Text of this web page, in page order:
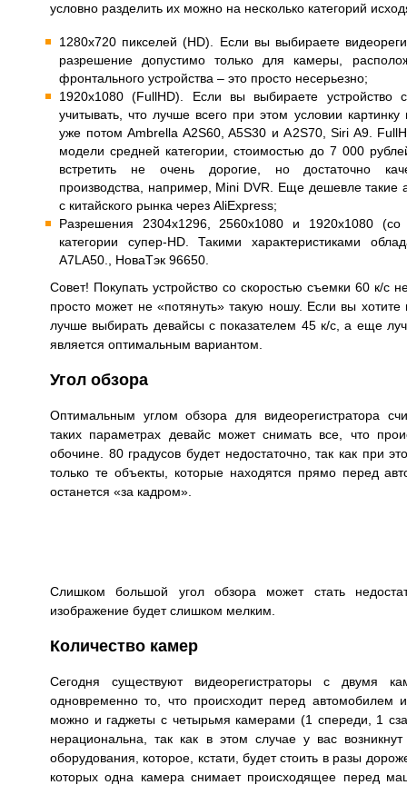
условно разделить их можно на несколько категорий
1280х720 пикселей (HD). Если вы выбираете
разрешение допустимо только для камеры,
фронтального устройства – это просто несерьезно;
1920х1080 (FullHD). Если вы выбираете устройство
учитывать, что лучше всего при этом условии
уже потом Ambrella A2S60, A5S30 и A2S70, Siri A9.
модели средней категории, стоимостью до 7 000
встретить не очень дорогие, но достаточно
производства, например, Mini DVR. Еще дешевле
с китайского рынка через AliExpress;
Разрешения 2304х1296, 2560х1080 и 1920х1080 (со
категории супер-HD. Такими характеристиками
A7LA50., НоваТэк 96650.
Совет! Покупать устройство со скоростью съемки 60 к/с
просто может не «потянуть» такую ношу. Если вы хотите
лучше выбирать девайсы с показателем 45 к/с, а еще
является оптимальным вариантом.
Угол обзора
Оптимальным углом обзора для видеорегистратора
таких параметрах девайс может снимать все, что
обочине. 80 градусов будет недостаточно, так как при
только те объекты, которые находятся прямо перед
останется «за кадром».
Слишком большой угол обзора может стать
изображение будет слишком мелким.
Количество камер
Сегодня существуют видеорегистраторы с двумя
одновременно то, что происходит перед автомобилем
можно и гаджеты с четырьмя камерами (1 спереди, 1
нерациональна, так как в этом случае у вас
оборудования, которое, кстати, будет стоить в разы
которых одна камера снимает происходящее перед